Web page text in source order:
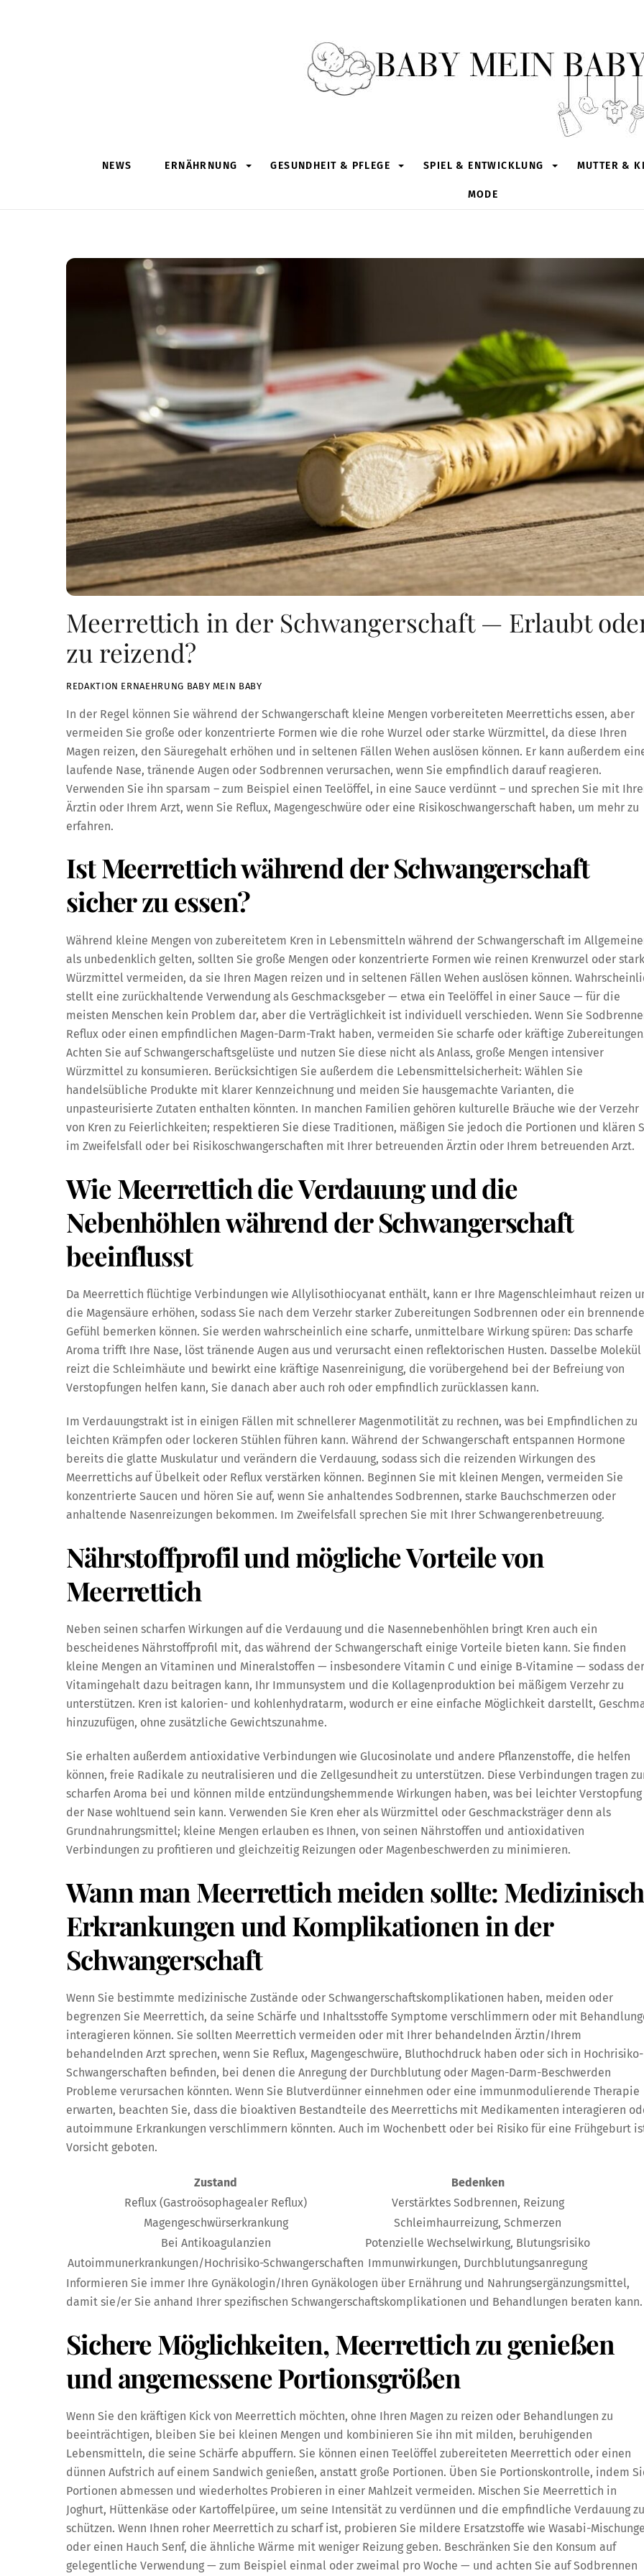
NEWS ERNÄHRNUNG GESUNDHEIT & PFLEGE SPIEL & ENTWICKLUNG MUTTER &
MODE
Meerrettich in der Schwangerschaft — Erlaubt
zu reizend?
REDAKTION ERNAEHRUNG BABY MEIN BABY
In der Regel können Sie während der Schwangerschaft kleine Mengen vorbereiteten Meerrettichs essen, aber
vermeiden Sie große oder konzentrierte Formen wie die rohe Wurzel oder starke Würzmittel, da diese Ihren
Magen reizen, den Säuregehalt erhöhen und in seltenen Fällen Wehen auslösen können. Er kann außerdem
laufende Nase, tränende Augen oder Sodbrennen verursachen, wenn Sie empfindlich darauf reagieren.
Verwenden Sie ihn sparsam – zum Beispiel einen Teelöffel, in eine Sauce verdünnt – und sprechen Sie mit
Ärztin oder Ihrem Arzt, wenn Sie Reflux, Magengeschwüre oder eine Risikoschwangerschaft haben, um mehr zu
erfahren.
Ist Meerrettich während der Schwangerschaft
sicher zu essen?
Während kleine Mengen von zubereitetem Kren in Lebensmitteln während der Schwangerschaft im
als unbedenklich gelten, sollten Sie große Mengen oder konzentrierte Formen wie reinen Krenwurzel oder
Würzmittel vermeiden, da sie Ihren Magen reizen und in seltenen Fällen Wehen auslösen können.
stellt eine zurückhaltende Verwendung als Geschmacksgeber — etwa ein Teelöffel in einer Sauce — für die
meisten Menschen kein Problem dar, aber die Verträglichkeit ist individuell verschieden. Wenn Sie
Reflux oder einen empfindlichen Magen-Darm-Trakt haben, vermeiden Sie scharfe oder kräftige
Achten Sie auf Schwangerschaftsgelüste und nutzen Sie diese nicht als Anlass, große Mengen intensiver
Würzmittel zu konsumieren. Berücksichtigen Sie außerdem die Lebensmittelsicherheit: Wählen Sie
handelsübliche Produkte mit klarer Kennzeichnung und meiden Sie hausgemachte Varianten, die
unpasteurisierte Zutaten enthalten könnten. In manchen Familien gehören kulturelle Bräuche wie der Verzehr
von Kren zu Feierlichkeiten; respektieren Sie diese Traditionen, mäßigen Sie jedoch die Portionen und klären
im Zweifelsfall oder bei Risikoschwangerschaften mit Ihrer betreuenden Ärztin oder Ihrem betreuenden Arzt.
Wie Meerrettich die Verdauung und die
Nebenhöhlen während der Schwangerschaft
beeinflusst
Da Meerrettich flüchtige Verbindungen wie Allylisothiocyanat enthält, kann er Ihre Magenschleimhaut reizen
die Magensäure erhöhen, sodass Sie nach dem Verzehr starker Zubereitungen Sodbrennen oder ein
Gefühl bemerken können. Sie werden wahrscheinlich eine scharfe, unmittelbare Wirkung spüren: Das scharfe
Aroma trifft Ihre Nase, löst tränende Augen aus und verursacht einen reflektorischen Husten. Dasselbe Molekül
reizt die Schleimhäute und bewirkt eine kräftige Nasenreinigung, die vorübergehend bei der Befreiung von
Verstopfungen helfen kann, Sie danach aber auch roh oder empfindlich zurücklassen kann.
Im Verdauungstrakt ist in einigen Fällen mit schnellerer Magenmotilität zu rechnen, was bei Empfindlichen zu
leichten Krämpfen oder lockeren Stühlen führen kann. Während der Schwangerschaft entspannen Hormone
bereits die glatte Muskulatur und verändern die Verdauung, sodass sich die reizenden Wirkungen des
Meerrettichs auf Übelkeit oder Reflux verstärken können. Beginnen Sie mit kleinen Mengen, vermeiden Sie
konzentrierte Saucen und hören Sie auf, wenn Sie anhaltendes Sodbrennen, starke Bauchschmerzen oder
anhaltende Nasenreizungen bekommen. Im Zweifelsfall sprechen Sie mit Ihrer Schwangerenbetreuung.
Nährstoffprofil und mögliche Vorteile von
Meerrettich
Neben seinen scharfen Wirkungen auf die Verdauung und die Nasennebenhöhlen bringt Kren auch ein
bescheidenes Nährstoffprofil mit, das während der Schwangerschaft einige Vorteile bieten kann. Sie finden
kleine Mengen an Vitaminen und Mineralstoffen — insbesondere Vitamin C und einige B‑Vitamine — sodass der
Vitamingehalt dazu beitragen kann, Ihr Immunsystem und die Kollagenproduktion bei mäßigem Verzehr zu
unterstützen. Kren ist kalorien- und kohlenhydratarm, wodurch er eine einfache Möglichkeit darstellt,
hinzuzufügen, ohne zusätzliche Gewichtszunahme.
Sie erhalten außerdem antioxidative Verbindungen wie Glucosinolate und andere Pflanzenstoffe, die helfen
können, freie Radikale zu neutralisieren und die Zellgesundheit zu unterstützen. Diese Verbindungen tragen
scharfen Aroma bei und können milde entzündungshemmende Wirkungen haben, was bei leichter Verstopfung
der Nase wohltuend sein kann. Verwenden Sie Kren eher als Würzmittel oder Geschmacksträger denn als
Grundnahrungsmittel; kleine Mengen erlauben es Ihnen, von seinen Nährstoffen und antioxidativen
Verbindungen zu profitieren und gleichzeitig Reizungen oder Magenbeschwerden zu minimieren.
Wann man Meerrettich meiden sollte:
Erkrankungen und Komplikationen in der
Schwangerschaft
Wenn Sie bestimmte medizinische Zustände oder Schwangerschaftskomplikationen haben, meiden oder
begrenzen Sie Meerrettich, da seine Schärfe und Inhaltsstoffe Symptome verschlimmern oder mit
interagieren können. Sie sollten Meerrettich vermeiden oder mit Ihrer behandelnden Ärztin/Ihrem
behandelnden Arzt sprechen, wenn Sie Reflux, Magengeschwüre, Bluthochdruck haben oder sich in Hochrisiko-
Schwangerschaften befinden, bei denen die Anregung der Durchblutung oder Magen-Darm-Beschwerden
Probleme verursachen könnten. Wenn Sie Blutverdünner einnehmen oder eine immunmodulierende Therapie
erwarten, beachten Sie, dass die bioaktiven Bestandteile des Meerrettichs mit Medikamenten interagieren
autoimmune Erkrankungen verschlimmern könnten. Auch im Wochenbett oder bei Risiko für eine Frühgeburt
Vorsicht geboten.
Zustand
Bedenken
Reflux (Gastroösophagealer Reflux)
Verstärktes Sodbrennen, Reizung
Magengeschwürserkrankung
Schleimhaurreizung, Schmerzen
Bei Antikoagulanzien
Potenzielle Wechselwirkung, Blutungsrisiko
Autoimmunerkrankungen/Hochrisiko-Schwangerschaften Immunwirkungen, Durchblutungsanregung
Informieren Sie immer Ihre Gynäkologin/Ihren Gynäkologen über Ernährung und Nahrungsergänzungsmittel,
damit sie/er Sie anhand Ihrer spezifischen Schwangerschaftskomplikationen und Behandlungen beraten kann.
Sichere Möglichkeiten, Meerrettich zu genießen
und angemessene Portionsgrößen
Wenn Sie den kräftigen Kick von Meerrettich möchten, ohne Ihren Magen zu reizen oder Behandlungen zu
beeinträchtigen, bleiben Sie bei kleinen Mengen und kombinieren Sie ihn mit milden, beruhigenden
Lebensmitteln, die seine Schärfe abpuffern. Sie können einen Teelöffel zubereiteten Meerrettich oder einen
dünnen Aufstrich auf einem Sandwich genießen, anstatt große Portionen. Üben Sie Portionskontrolle, indem
Portionen abmessen und wiederholtes Probieren in einer Mahlzeit vermeiden. Mischen Sie Meerrettich in
Joghurt, Hüttenkäse oder Kartoffelpüree, um seine Intensität zu verdünnen und die empfindliche Verdauung zu
schützen. Wenn Ihnen roher Meerrettich zu scharf ist, probieren Sie mildere Ersatzstoffe wie Wasabi-
oder einen Hauch Senf, die ähnliche Wärme mit weniger Reizung geben. Beschränken Sie den Konsum auf
gelegentliche Verwendung — zum Beispiel einmal oder zweimal pro Woche — und achten Sie auf Sodbrennen